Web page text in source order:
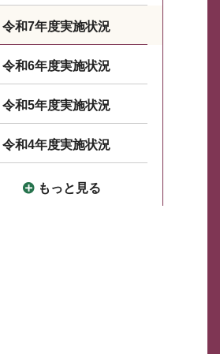
令和7年度実施状況
令和6年度実施状況
令和5年度実施状況
令和4年度実施状況
もっと見る